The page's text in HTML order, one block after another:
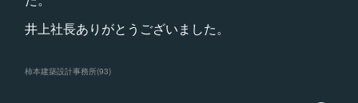
井上社長ありがとうございました。
柿本建築設計事務所(93)